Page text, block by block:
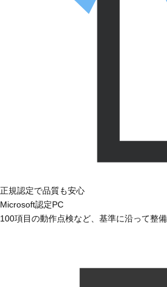
正規認定で品質も安心
Microsoft認定PC
100項目の動作点検など、基準に沿って整